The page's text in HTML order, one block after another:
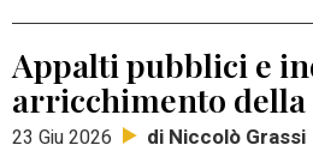
Appalti pubblici e
arricchimento della
23 Giu 2026 di Niccolò Grassi